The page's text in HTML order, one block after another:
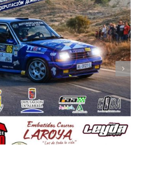
Celebrada la Asamblea General de la FAA